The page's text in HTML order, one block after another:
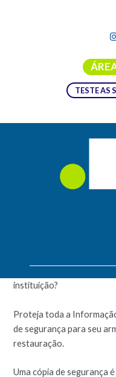
TESTE AS
instituição?
Proteja toda a
de segurança para seu
restauração.
Uma cópia de segurança